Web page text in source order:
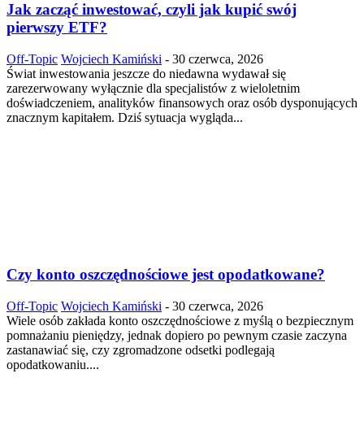
Jak zacząć inwestować, czyli jak kupić swój
pierwszy ETF?
Off-Topic Wojciech Kamiński - 30 czerwca, 2026
Świat inwestowania jeszcze do niedawna wydawał się
zarezerwowany wyłącznie dla specjalistów z wieloletnim
doświadczeniem, analityków finansowych oraz osób dysponujących
znacznym kapitałem. Dziś sytuacja wygląda...
Czy konto oszczędnościowe jest opodatkowane?
Off-Topic Wojciech Kamiński - 30 czerwca, 2026
Wiele osób zakłada konto oszczędnościowe z myślą o bezpiecznym
pomnażaniu pieniędzy, jednak dopiero po pewnym czasie zaczyna
zastanawiać się, czy zgromadzone odsetki podlegają
opodatkowaniu....